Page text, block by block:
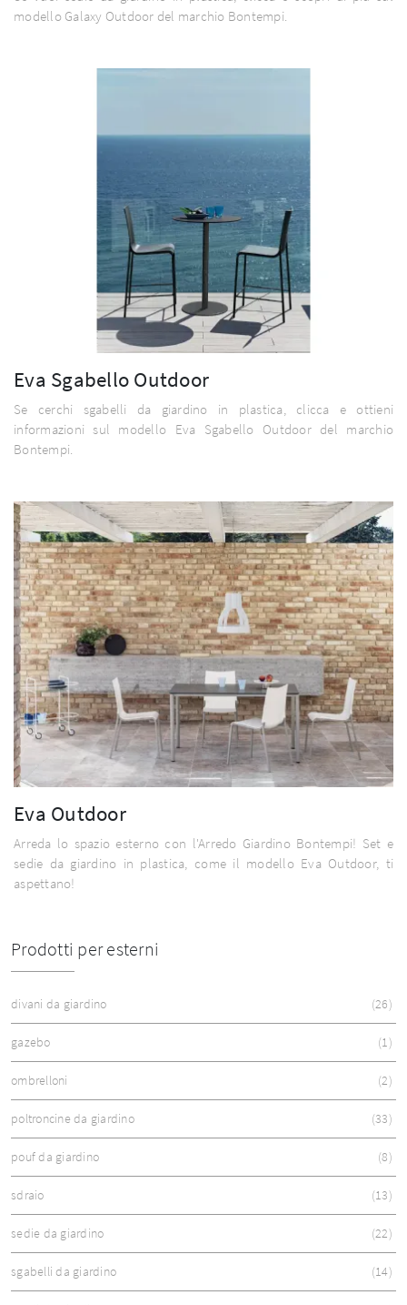
modello Galaxy Outdoor del marchio Bontempi.
Eva Sgabello Outdoor
Se cerchi sgabelli da giardino in plastica, clicca e ottieni
informazioni sul modello Eva Sgabello Outdoor del marchio
Bontempi.
Eva Outdoor
Arreda lo spazio esterno con l'Arredo Giardino Bontempi! Set e
sedie da giardino in plastica, come il modello Eva Outdoor, ti
aspettano!
Prodotti per esterni
divani da giardino 26
gazebo 1
ombrelloni 2
poltroncine da giardino 33
pouf da giardino 8
sdraio 13
sedie da giardino 22
sgabelli da giardino 14